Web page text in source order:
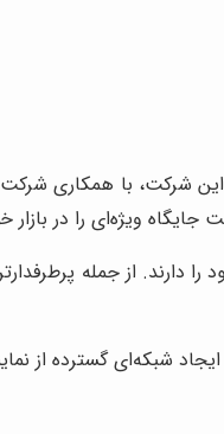
است که از سال 1381 فعالیت خود را آغاز
ویژه‌ای را در
دارند. از جمله
شبکه‌ای گسترده از